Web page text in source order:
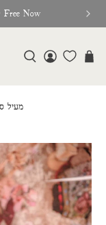
Free Now
מעיל